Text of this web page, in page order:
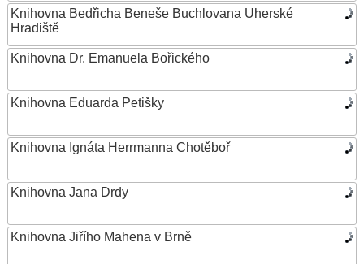
Knihovna Bedřicha Beneše Buchlovana Uherské
Hradiště
Knihovna Dr. Emanuela Bořického
Knihovna Eduarda Petišky
Knihovna Ignáta Herrmanna Chotěboř
Knihovna Jana Drdy
Knihovna Jiřího Mahena v Brně